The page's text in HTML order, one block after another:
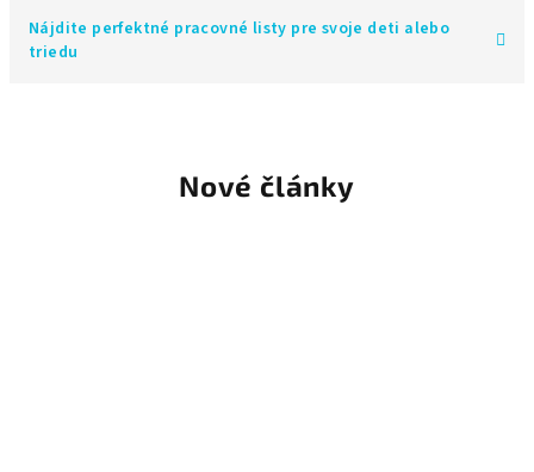
Nájdite perfektné pracovné listy pre svoje deti alebo
triedu
Nové články